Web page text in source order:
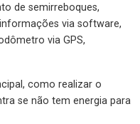
de semirreboques,
via software,
via GPS,
como realizar o
se não tem energia para